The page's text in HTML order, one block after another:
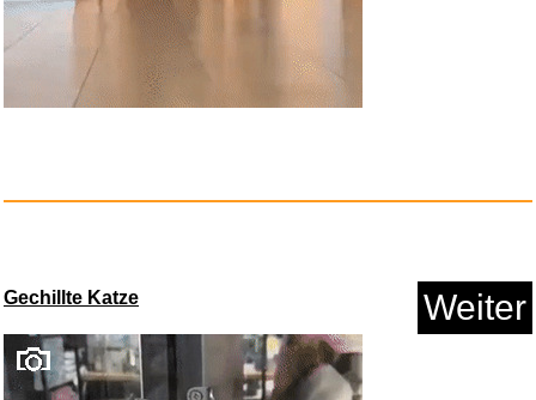
Witches of Brooklyn Series 4 B...
Gechillte Katze Weiter